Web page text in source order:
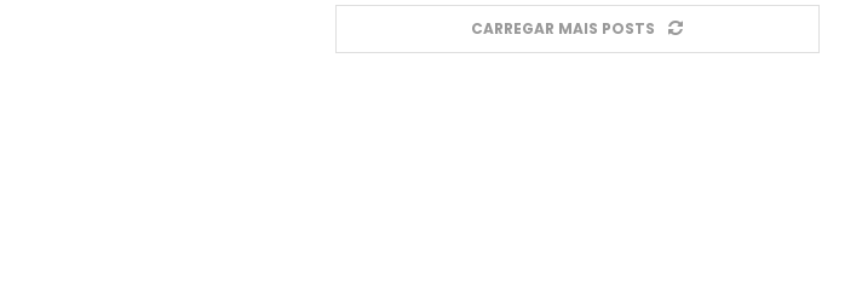
CARREGAR MAIS POSTS